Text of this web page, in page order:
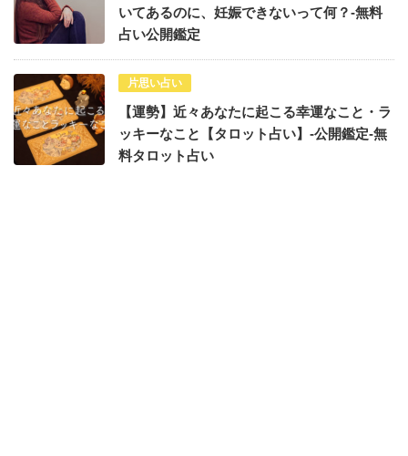
いてあるのに、妊娠できないって何？-無料
占い公開鑑定
片思い占い
【運勢】近々あなたに起こる幸運なこと・ラ
ッキーなこと【タロット占い】-公開鑑定-無
料タロット占い